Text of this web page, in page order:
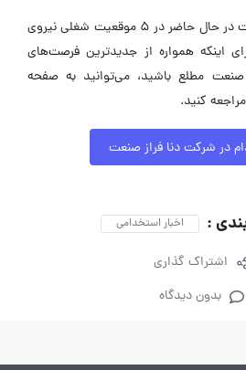
شرکت دنا فراز صنعت در حال حاضر در ۵ موقعیت شغلی نیروی
اینکه همواره از جدیدترین فرصت‌های
مطلع باشید، می‌توانید به صفحه
کنید.
در شرکت دنا فراز صنعت
: اخبار استخدامی
اشتراک گذاری
بدون دیدگاه